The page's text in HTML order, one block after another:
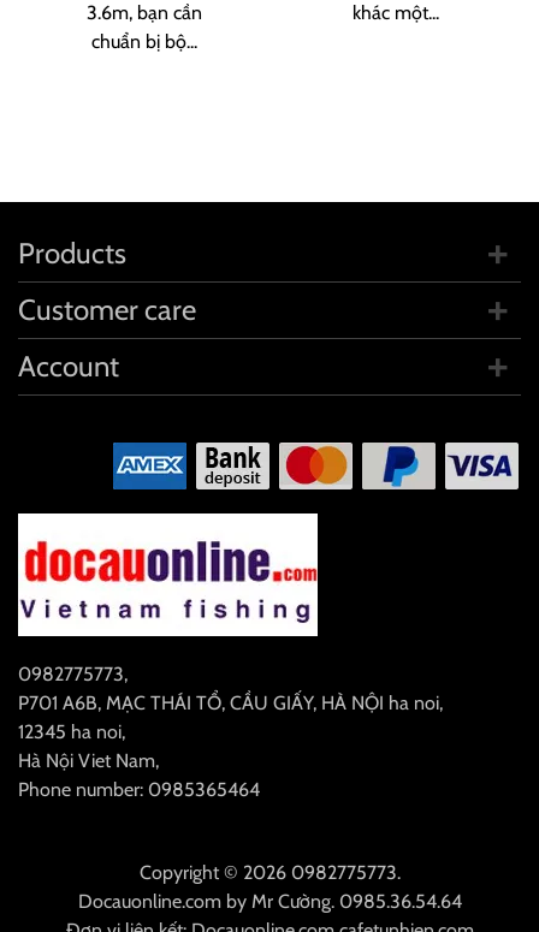
3.6m, bạn cần
chuẩn bị bộ...
khác một...
0982775773,
P701 A6B, MẠC THÁI TỔ, CẦU GIẤY, HÀ NỘI ha noi,
12345 ha noi,
Hà Nội Viet Nam,
Phone number: 0985365464
Products
Customer care
Account
Copyright © 2026 0982775773.
Docauonline.comby Mr Cường. 0985.36.54.64